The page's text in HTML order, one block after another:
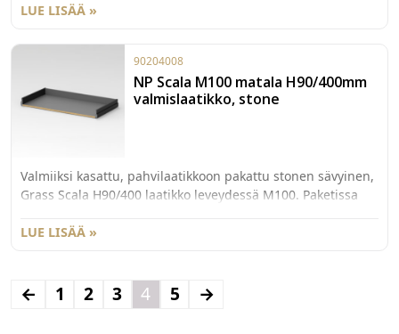
käpytapilla.
LUE LISÄÄ »
90204008
NP Scala M100 matala H90/400mm
valmislaatikko, stone
Valmiiksi kasattu, pahvilaatikkoon pakattu stonen sävyinen,
Grass Scala H90/400 laatikko leveydessä M100. Paketissa
käpytapilla.
LUE LISÄÄ »
← 1 2 3 4 5 →